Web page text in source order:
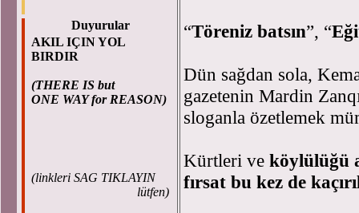
Duyurular
AKIL IÇIN YOL
BIRDIR
(THERE IS but
ONE WAY for REASON)
(linkleri SAG TIKLAYIN
lütfen)
“Töreniz batsın”, “
Dün sağdan sola,
gazetenin Mardin
sloganla özetlemek
Kürtleri ve köylülüğü
fırsat bu kez de